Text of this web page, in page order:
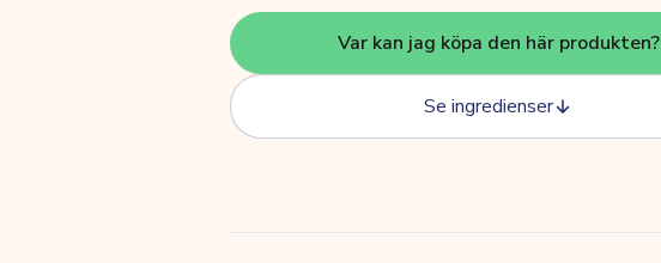
Var kan jag köpa den här produkten?
Se ingredienser